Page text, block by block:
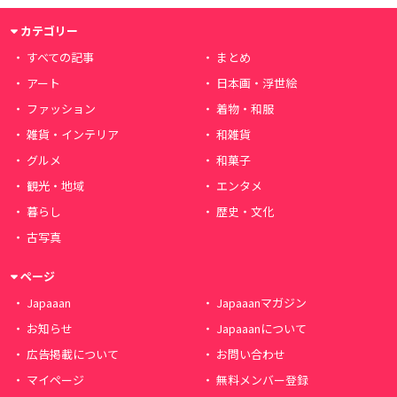
カテゴリー
すべての記事
まとめ
アート
日本画・浮世絵
ファッション
着物・和服
雑貨・インテリア
和雑貨
グルメ
和菓子
観光・地域
エンタメ
暮らし
歴史・文化
古写真
ページ
Japaaan
Japaaanマガジン
お知らせ
Japaaanについて
広告掲載について
お問い合わせ
マイページ
無料メンバー登録